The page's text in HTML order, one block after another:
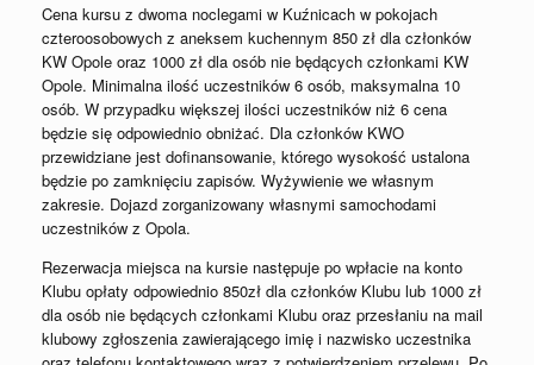
Cena kursu z dwoma noclegami w Kuźnicach w pokojach
czteroosobowych z aneksem kuchennym 850 zł dla członków
KW Opole oraz 1000 zł dla osób nie będących członkami KW
Opole. Minimalna ilość uczestników 6 osób, maksymalna 10
osób. W przypadku większej ilości uczestników niż 6 cena
będzie się odpowiednio obniżać. Dla członków KWO
przewidziane jest dofinansowanie, którego wysokość ustalona
będzie po zamknięciu zapisów. Wyżywienie we własnym
zakresie. Dojazd zorganizowany własnymi samochodami
uczestników z Opola.
Rezerwacja miejsca na kursie następuje po wpłacie na konto
Klubu opłaty odpowiednio 850zł dla członków Klubu lub 1000 zł
dla osób nie będących członkami Klubu oraz przesłaniu na mail
klubowy zgłoszenia zawierającego imię i nazwisko uczestnika